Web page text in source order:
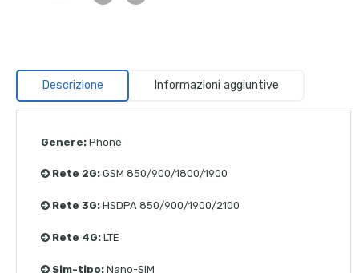
Descrizione Informazioni aggiuntive
Genere: Phone
Rete 2G: GSM 850/900/1800/1900
Rete 3G: HSDPA 850/900/1900/2100
Rete 4G: LTE
Sim-tipo: Nano-SIM